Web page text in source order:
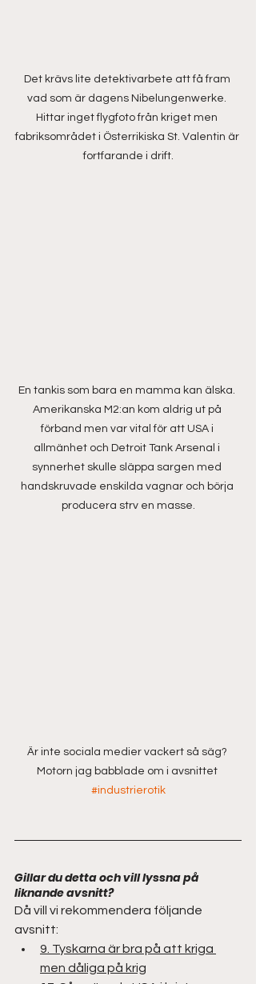
Det krävs lite detektivarbete att få fram
vad som är dagens Nibelungenwerke.
Hittar inget flygfoto från kriget men
fabriksområdet i Österrikiska St. Valentin är
fortfarande i drift.
En tankis som bara en mamma kan älska.
Amerikanska M2:an kom aldrig ut på
förband men var vital för att USA i
allmänhet och Detroit Tank Arsenal i
synnerhet skulle släppa sargen med
handskruvade enskilda vagnar och börja
producera strv en masse.
Är inte sociala medier vackert så säg?
Motorn jag babblade om i avsnittet
#industrierotik
Gillar du detta och vill lyssna på
liknande avsnitt?
Då vill vi rekommendera följande
avsnitt:
9. Tyskarna är bra på att kriga
men dåliga på krig